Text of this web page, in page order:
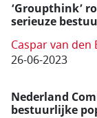
‘Groupthink’
serieuze
Caspar van
26-06-2023
Nederland
bestuurlijke